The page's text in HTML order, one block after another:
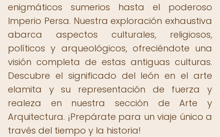
enigmáticos sumerios hasta el poderoso
Imperio Persa. Nuestra exploración exhaustiva
abarca aspectos culturales, religiosos,
políticos y arqueológicos, ofreciéndote una
visión completa de estas antiguas culturas.
Descubre el significado del león en el arte
elamita y su representación de fuerza y
realeza en nuestra sección de Arte y
Arquitectura. ¡Prepárate para un viaje único a
través del tiempo y la historia!